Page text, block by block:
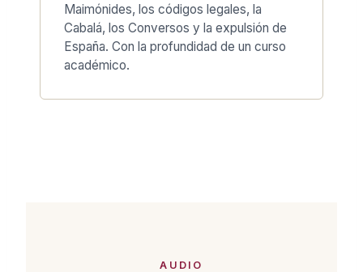
Maimónides, los códigos legales, la
Cabalá, los Conversos y la expulsión de
España. Con la profundidad de un curso
académico.
AUDIO